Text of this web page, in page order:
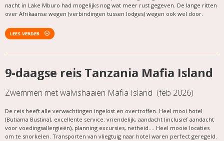
nacht in Lake Mburo had mogelijks nog wat meer rust gegeven. De lange ritten
over Afrikaanse wegen (verbindingen tussen lodges) wegen ook wel door.
LEES VERDER
9-daagse reis Tanzania Mafia Island
Zwemmen met walvishaaien Mafia Island (feb 2026)
De reis heeft alle verwachtingen ingelost en overtroffen. Heel mooi hotel
(Butiama Bustina), excellente service: vriendelijk, aandacht (inclusief aandacht
voor voedingsallergieën), planning excursies, netheid.... Heel mooie locaties
om te snorkelen. Transporten van vliegtuig naar hotel waren perfect geregeld.